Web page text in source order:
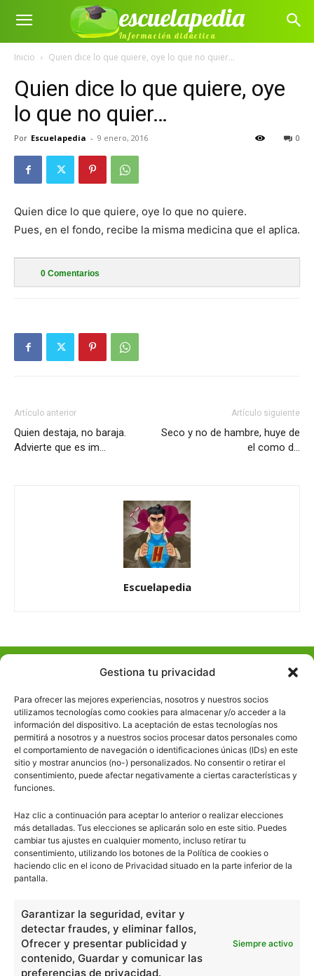
Gestiona tu privacidad
Para ofrecer las mejores experiencias, nosotros y nuestros socios
utilizamos tecnologías como cookies para almacenar y/o acceder a la
información del dispositivo. La aceptación de estas tecnologías nos
permitirá a nosotros y a nuestros socios procesar datos personales como
el comportamiento de navegación o identificaciones únicas (IDs) en este
sitio y mostrar anuncios (no-) personalizados. No consentir o retirar el
consentimiento, puede afectar negativamente a ciertas características y
funciones.
Haz clic a continuación para aceptar lo anterior o realizar elecciones
más detalladas. Tus elecciones se aplicarán solo en este sitio. Puedes
cambiar tus ajustes en cualquier momento, incluso retirar tu
consentimiento, utilizando los botones de la Política de cookies o
haciendo clic en el icono de Privacidad situado en la parte inferior de la
pantalla.
Garantizar la seguridad, evitar y
detectar fraudes, y eliminar fallos,
Ofrecer y presentar publicidad y
contenido, Guardar y comunicar las
preferencias de privacidad.
Siempre activo
escuelapedia
Información didáctica
Inicio Quien dice lo que quiere, oye lo que no quier...
Quien dice lo que quiere, oye
lo que no quier…
Por Escuelapedia - 9 enero, 2016 0
Quien dice lo que quiere, oye lo que no quiere.
Pues, en el fondo, recibe la misma medicina que el aplica.
0 Comentarios
Artículo anterior
Quien destaja, no baraja.
Advierte que es im…
Artículo siguiente
Seco y no de hambre, huye de
el como d…
Escuelapedia
escuelapedia
Nuestros articulos son redactados y publicados bajo
licencia de uso libre. El usuario puede reproducir y hacer
obras derivadas de todos los contenidos disponibles en
nuestro sitio. Este sitio usa cookies de terceros. Lea más
información aquí.
Básico
Filosofía
Historia
1597
Lengua